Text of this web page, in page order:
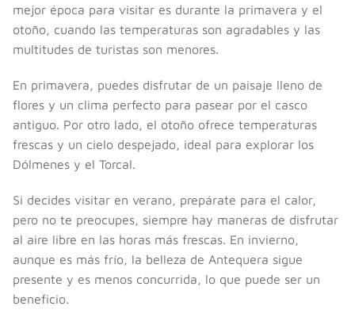
mejor época para visitar es durante la primavera y el
otoño, cuando las temperaturas son agradables y las
multitudes de turistas son menores.
En primavera, puedes disfrutar de un paisaje lleno de
flores y un clima perfecto para pasear por el casco
antiguo. Por otro lado, el otoño ofrece temperaturas
frescas y un cielo despejado, ideal para explorar los
Dólmenes y el Torcal.
Si decides visitar en verano, prepárate para el calor,
pero no te preocupes, siempre hay maneras de disfrutar
al aire libre en las horas más frescas. En invierno,
aunque es más frío, la belleza de Antequera sigue
presente y es menos concurrida, lo que puede ser un
beneficio.